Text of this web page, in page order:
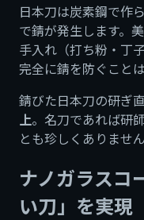
日本刀は炭素鋼で作
で錆が発生します。
手入れ（打ち粉・丁
完全に錆を防ぐこと
錆びた日本刀の研ぎ
上。名刀であれば研
とも珍しくありません
ナノガラスコ
い刀」を実現